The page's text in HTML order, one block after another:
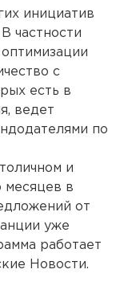
инициатив
частности
с
есть в
ведет
по
и
месяцев в
от
уже
работает
Новости.